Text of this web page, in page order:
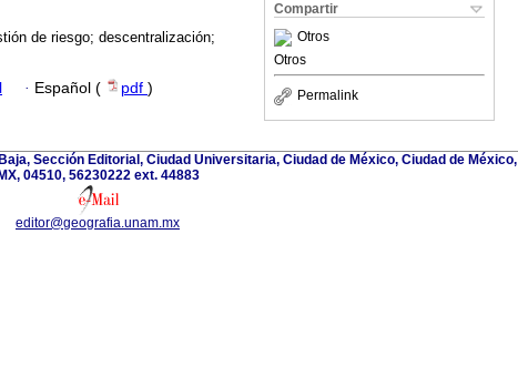
Compartir
Otros
Otros
Permalink
de riesgo; descentralización;
· Español ( pdf )
Sección Editorial, Ciudad Universitaria, Ciudad de México, Ciudad de México,
04510, 56230222 ext. 44883
editor@geografia.unam.mx